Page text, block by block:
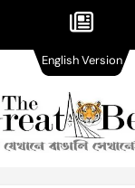
English Version